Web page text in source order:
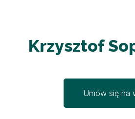
Krzysztof
Umów się na